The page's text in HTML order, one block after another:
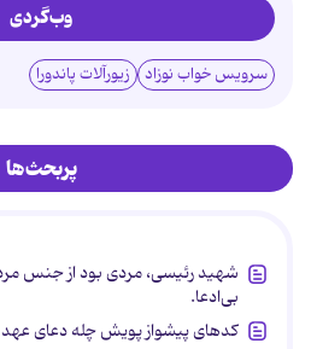
وب‌گردی
سرویس خواب نوزاد زیورآلات پاندورا
پربحث‌ها
شهید رئیسی، مردی بود از جنس
بی‌ادعا.
کدهای پیشواز پویش چله دعای عهد